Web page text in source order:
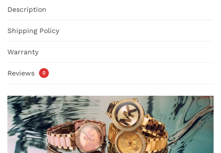
Description
Shipping Policy
Warranty
Reviews 0